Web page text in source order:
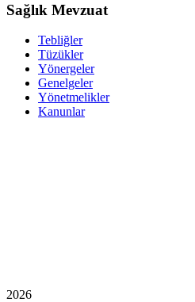
Sağlık Mevzuat
Tebliğler
Tüzükler
Yönergeler
Genelgeler
Yönetmelikler
Kanunlar
2026